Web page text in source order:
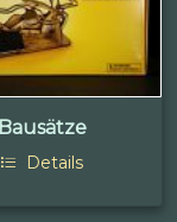
Bausätze
Details